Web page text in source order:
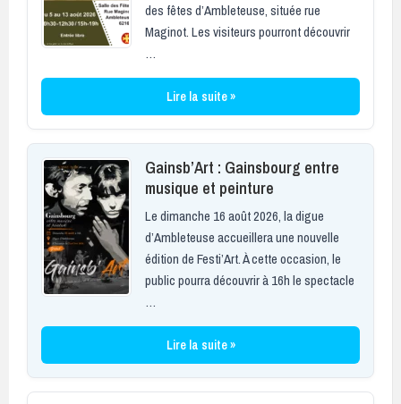
des fêtes d’Ambleteuse, située rue
Maginot. Les visiteurs pourront découvrir
…
Lire la suite »
Gainsb’Art : Gainsbourg entre
musique et peinture
Le dimanche 16 août 2026, la digue
d’Ambleteuse accueillera une nouvelle
édition de Festi’Art. À cette occasion, le
public pourra découvrir à 16h le spectacle
…
Lire la suite »